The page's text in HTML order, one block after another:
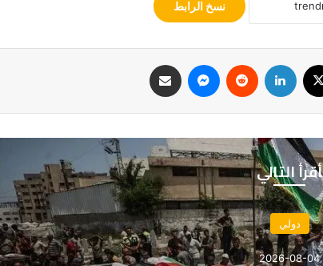
نسخ الرابط
لينكدإن ماسنجر
أقرأ التالي
سياسة
2026-08-03